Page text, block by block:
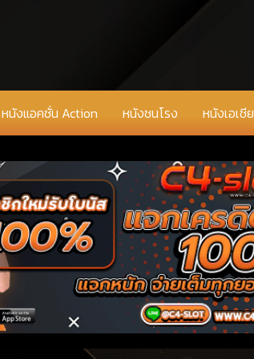
หนังแอคชั่น Action หนังชนโรง หนังเอเชีย